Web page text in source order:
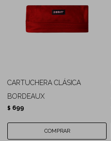
CARTUCHERA CLÁSICA
BORDEAUX
$ 699